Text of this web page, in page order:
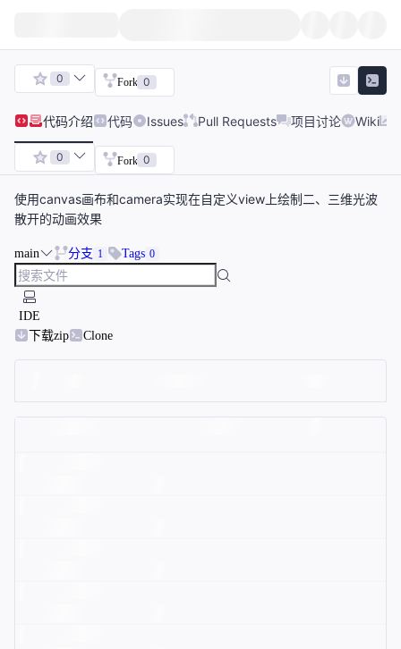
0 Fork 0
代码介绍 代码 Issues Pull Requests 项目讨论 Wiki
0 Fork 0
使用canvas画布和camera实现在自定义view上绘制二、三维光波
散开的动画效果
main 分支 1 Tags 0
IDE
下载zip
Clone